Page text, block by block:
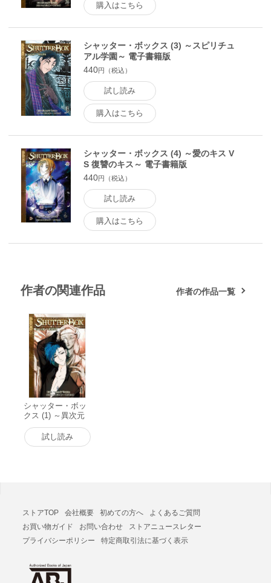
購入はこちら
シャッター・ボックス (3) ～スピリチュ
アル学園～ 電子書籍版
440円（税込）
試し読み
購入はこちら
シャッター・ボックス (4) ～愛のキス V
S 復讐のキス～ 電子書籍版
440円（税込）
試し読み
購入はこちら
作者の関連作品 作者の作品一覧
シャッター・ボッ
クス (1) ～異次元
交換学生～ 電子書
籍版
試し読み
ストアTOP 会社概要 初めての方へ
よくあるご質問
お買い物ガイド
お問い合わせ
ストアニュースレター
プライバシーポリシー
特定商取引法に基づく表示